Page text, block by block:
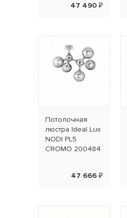
47 490 ₽
Потолочная
люстра Ideal Lux
NODI PL5
CROMO 200484
47 666 ₽